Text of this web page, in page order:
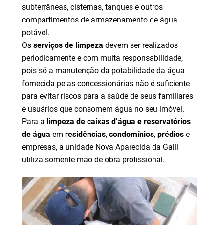
subterrâneas, cisternas, tanques e outros
compartimentos de armazenamento de água
potável.
Os serviços de limpeza devem ser realizados
periodicamente e com muita responsabilidade,
pois só a manutenção da potabilidade da água
fornecida pelas concessionárias não é suficiente
para evitar riscos para a saúde de seus familiares
e usuários que consomem água no seu imóvel.
Para a limpeza de caixas d’água e reservatórios
de água em residências, condomínios, prédios e
empresas, a unidade Nova Aparecida da Galli
utiliza somente mão de obra profissional.